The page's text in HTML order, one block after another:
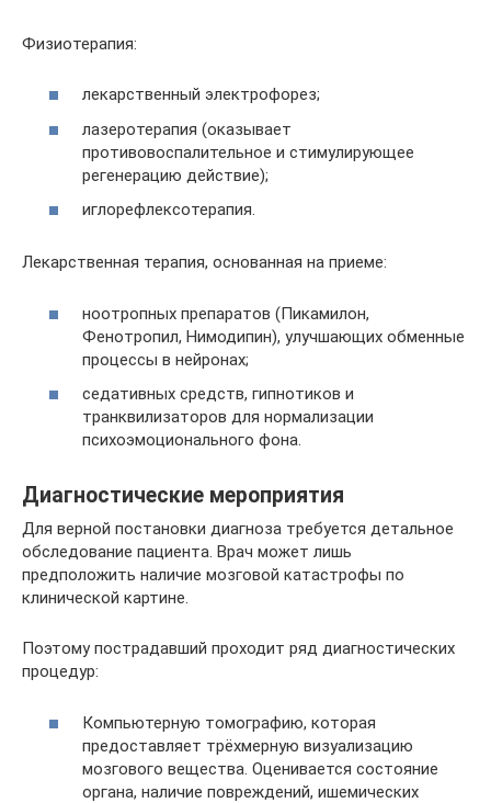
Физиотерапия:
лекарственный электрофорез;
лазеротерапия (оказывает
противовоспалительное и стимулирующее
регенерацию действие);
иглорефлексотерапия.
Лекарственная терапия, основанная на приеме:
ноотропных препаратов (Пикамилон,
Фенотропил, Нимодипин), улучшающих обменные
процессы в нейронах;
седативных средств, гипнотиков и
транквилизаторов для нормализации
психоэмоционального фона.
Диагностические мероприятия
Для верной постановки диагноза требуется детальное
обследование пациента. Врач может лишь
предположить наличие мозговой катастрофы по
клинической картине.
Поэтому пострадавший проходит ряд диагностических
процедур:
Компьютерную томографию, которая
предоставляет трёхмерную визуализацию
мозгового вещества. Оценивается состояние
органа, наличие повреждений, ишемических